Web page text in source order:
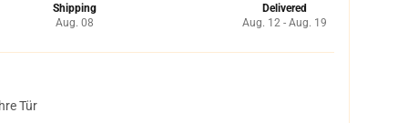
Shipping
Aug. 08
Delivered
Aug. 12 - Aug. 19
Tür